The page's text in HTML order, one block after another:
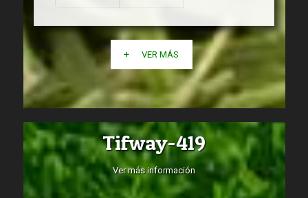
VER MÁS
Tifway-419
Ver más información